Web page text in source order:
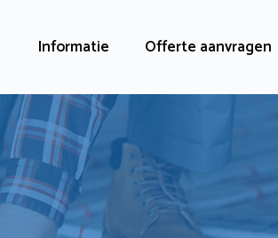
Informatie Offerte aanvragen